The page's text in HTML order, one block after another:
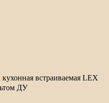
встраиваемая LEX
ДУ